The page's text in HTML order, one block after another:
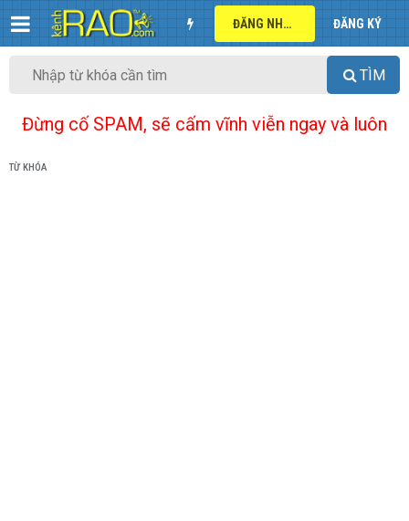
ĐĂNG NHẬP ĐĂNG KÝ
TÌM
Đừng cố SPAM, sẽ cấm vĩnh viễn ngay và luôn
TỪ KHÓA